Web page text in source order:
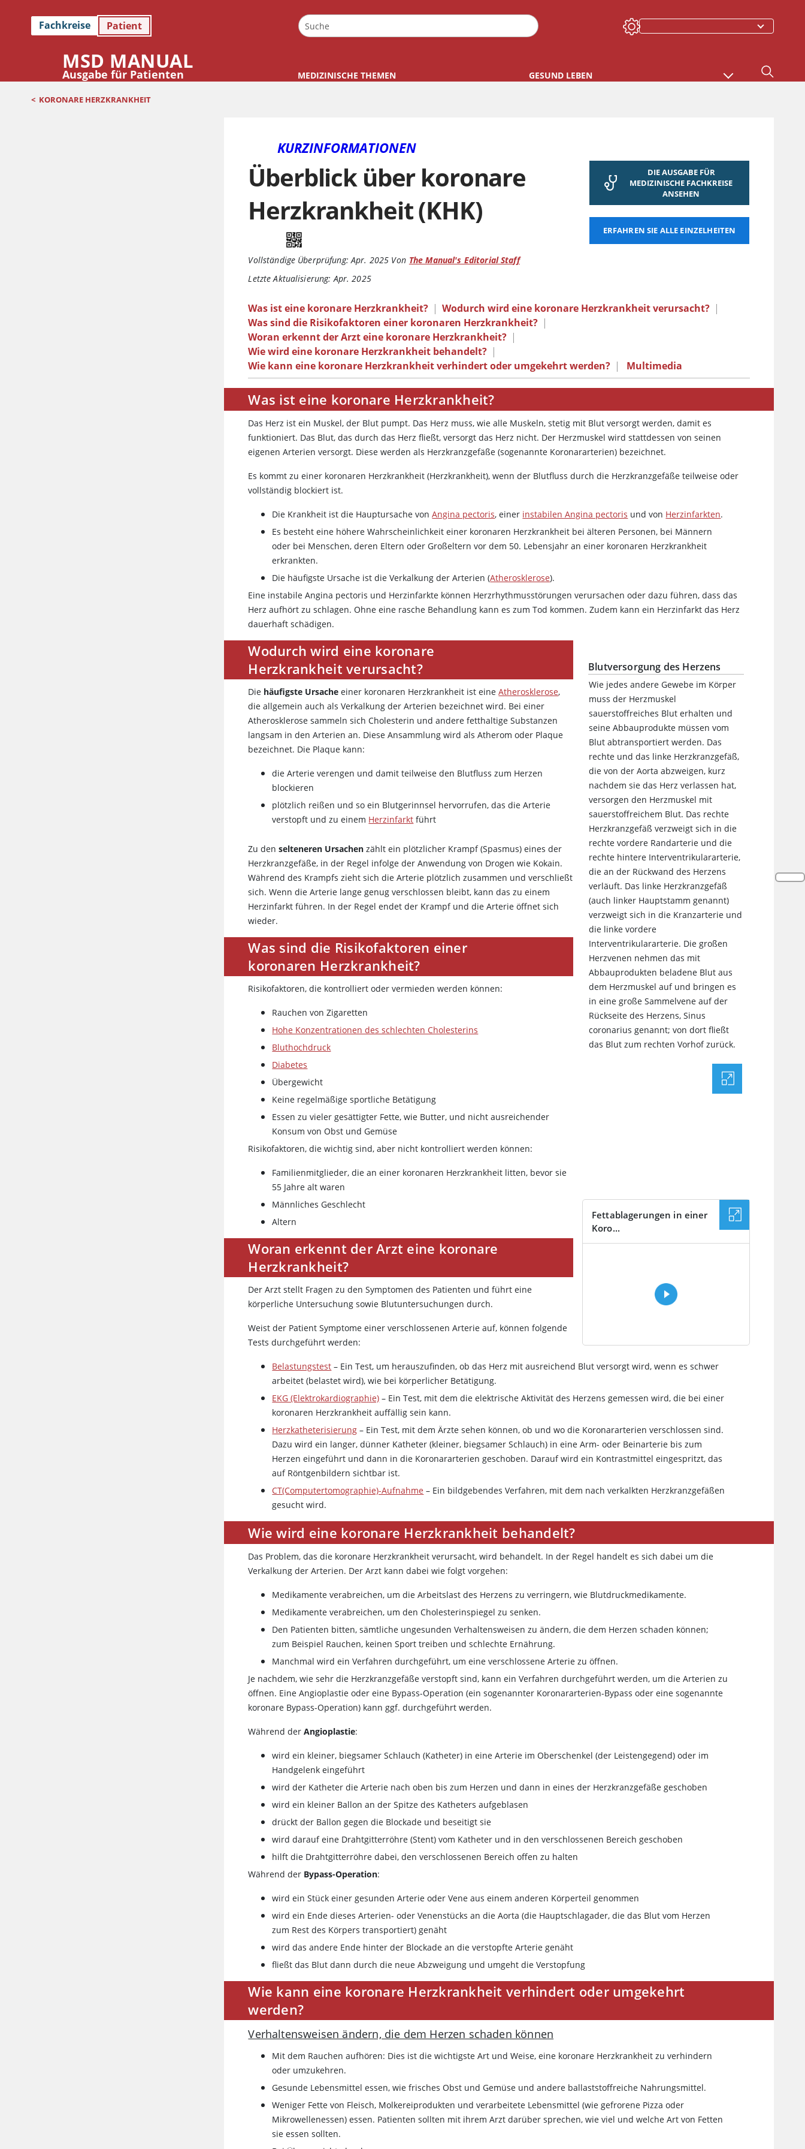
Fachkreise Patient
MSD MANUAL
Ausgabe für Patienten MEDIZINISCHE THEMEN GESUND LEBEN
< KORONARE HERZKRANKHEIT
KURZINFORMATIONEN
Überblick über koronare
Herzkrankheit (KHK)
Vollständige Überprüfung: Apr. 2025 Von The Manual's Editorial Staff
Letzte Aktualisierung: Apr. 2025
DIE AUSGABE FÜR
MEDIZINISCHE FACHKREISE
ANSEHEN
ERFAHREN SIE ALLE EINZELHEITEN
Was ist eine koronare Herzkrankheit? | Wodurch wird eine koronare Herzkrankheit verursacht? |
Was sind die Risikofaktoren einer koronaren Herzkrankheit? |
Woran erkennt der Arzt eine koronare Herzkrankheit? |
Wie wird eine koronare Herzkrankheit behandelt? |
Wie kann eine koronare Herzkrankheit verhindert oder umgekehrt werden? | Multimedia
Was ist eine koronare Herzkrankheit?
Das Herz ist ein Muskel, der Blut pumpt. Das Herz muss, wie alle Muskeln, stetig mit Blut versorgt werden, damit es
funktioniert. Das Blut, das durch das Herz fließt, versorgt das Herz nicht. Der Herzmuskel wird stattdessen von seinen
eigenen Arterien versorgt. Diese werden als Herzkranzgefäße (sogenannte Koronararterien) bezeichnet.
Es kommt zu einer koronaren Herzkrankheit (Herzkrankheit), wenn der Blutfluss durch die Herzkranzgefäße teilweise oder
vollständig blockiert ist.
Die Krankheit ist die Hauptursache vonAngina pectoris, einer instabilen Angina pectoris und von Herzinfarkten.
Es besteht eine höhere Wahrscheinlichkeit einer koronaren Herzkrankheit bei älteren Personen, bei Männern
oder bei Menschen, deren Eltern oder Großeltern vor dem 50. Lebensjahr an einer koronaren Herzkrankheit
erkrankten.
Die häufigste Ursache ist die Verkalkung der Arterien (Atherosklerose).
Eine instabile Angina pectoris und Herzinfarkte können Herzrhythmusstörungen verursachen oder dazu führen, dass das
Herz aufhört zu schlagen. Ohne eine rasche Behandlung kann es zum Tod kommen. Zudem kann ein Herzinfarkt das Herz
dauerhaft schädigen.
Blutversorgung des Herzens
Wie jedes andere Gewebe im Körper
muss der Herzmuskel
sauerstoffreiches Blut erhalten und
seine Abbauprodukte müssen vom
Blut abtransportiert werden. Das
rechte und das linke Herzkranzgefäß,
die von der Aorta abzweigen, kurz
nachdem sie das Herz verlassen hat,
versorgen den Herzmuskel mit
sauerstoffreichem Blut. Das rechte
Herzkranzgefäß verzweigt sich in die
rechte vordere Randarterie und die
rechte hintere Interventrikulararterie,
die an der Rückwand des Herzens
verläuft. Das linke Herzkranzgefäß
(auch linker Hauptstamm genannt)
verzweigt sich in die Kranzarterie und
die linke vordere
Interventrikulararterie. Die großen
Herzvenen nehmen das mit
Abbauprodukten beladene Blut aus
dem Herzmuskel auf und bringen es
in eine große Sammelvene auf der
Rückseite des Herzens, Sinus
coronarius genannt; von dort fließt
das Blut zum rechten Vorhof zurück.
Wodurch wird eine koronare
Herzkrankheit verursacht?
Die häufigste Ursache einer koronaren Herzkrankheit ist eineAtherosklerose,
die allgemein auch als Verkalkung der Arterien bezeichnet wird. Bei einer
Atherosklerose sammeln sich Cholesterin und andere fetthaltige Substanzen
langsam in den Arterien an. Diese Ansammlung wird als Atherom oder Plaque
bezeichnet. Die Plaque kann:
die Arterie verengen und damit teilweise den Blutfluss zum Herzen
blockieren
plötzlich reißen und so ein Blutgerinnsel hervorrufen, das die Arterie
verstopft und zu einem Herzinfarkt führt
Fettablagerungen in einer
Koro...
Zu denselteneren Ursachen zählt ein plötzlicher Krampf (Spasmus) eines der
Herzkranzgefäße, in der Regel infolge der Anwendung von Drogen wie Kokain.
Während des Krampfs zieht sich die Arterie plötzlich zusammen und verschließt
sich. Wenn die Arterie lange genug verschlossen bleibt, kann das zu einem
Herzinfarkt führen. In der Regel endet der Krampf und die Arterie öffnet sich
wieder.
Was sind die Risikofaktoren einer
koronaren Herzkrankheit?
Risikofaktoren, die kontrolliert oder vermieden werden können:
Rauchen von Zigaretten
Hohe Konzentrationen des schlechten Cholesterins
Bluthochdruck
Diabetes
Übergewicht
Keine regelmäßige sportliche Betätigung
Essen zu vieler gesättigter Fette, wie Butter, und nicht ausreichender
Konsum von Obst und Gemüse
Risikofaktoren, die wichtig sind, aber nicht kontrolliert werden können:
Familienmitglieder, die an einer koronaren Herzkrankheit litten, bevor sie
55 Jahre alt waren
Männliches Geschlecht
Altern
Woran erkennt der Arzt eine koronare
Herzkrankheit?
Der Arzt stellt Fragen zu den Symptomen des Patienten und führt eine
körperliche Untersuchung sowie Blutuntersuchungen durch.
Weist der Patient Symptome einer verschlossenen Arterie auf, können folgende
Tests durchgeführt werden:
Belastungstest – Ein Test, um herauszufinden, ob das Herz mit ausreichend Blut versorgt wird, wenn es schwer
arbeitet (belastet wird), wie bei körperlicher Betätigung.
EKG (Elektrokardiographie) – Ein Test, mit dem die elektrische Aktivität des Herzens gemessen wird, die bei einer
koronaren Herzkrankheit auffällig sein kann.
Herzkatheterisierung – Ein Test, mit dem Ärzte sehen können, ob und wo die Koronararterien verschlossen sind.
Dazu wird ein langer, dünner Katheter (kleiner, biegsamer Schlauch) in eine Arm- oder Beinarterie bis zum
Herzen eingeführt und dann in die Koronararterien geschoben. Darauf wird ein Kontrastmittel eingespritzt, das
auf Röntgenbildern sichtbar ist.
CT(Computertomographie)-Aufnahme – Ein bildgebendes Verfahren, mit dem nach verkalkten Herzkranzgefäßen
gesucht wird.
Wie wird eine koronare Herzkrankheit behandelt?
Das Problem, das die koronare Herzkrankheit verursacht, wird behandelt. In der Regel handelt es sich dabei um die
Verkalkung der Arterien. Der Arzt kann dabei wie folgt vorgehen:
Medikamente verabreichen, um die Arbeitslast des Herzens zu verringern, wie Blutdruckmedikamente.
Medikamente verabreichen, um den Cholesterinspiegel zu senken.
Den Patienten bitten, sämtliche ungesunden Verhaltensweisen zu ändern, die dem Herzen schaden können;
zum Beispiel Rauchen, keinen Sport treiben und schlechte Ernährung.
Manchmal wird ein Verfahren durchgeführt, um eine verschlossene Arterie zu öffnen.
Je nachdem, wie sehr die Herzkranzgefäße verstopft sind, kann ein Verfahren durchgeführt werden, um die Arterien zu
öffnen. Eine Angioplastie oder eine Bypass-Operation (ein sogenannter Koronararterien-Bypass oder eine sogenannte
koronare Bypass-Operation) kann ggf. durchgeführt werden.
Während derAngioplastie:
wird ein kleiner, biegsamer Schlauch (Katheter) in eine Arterie im Oberschenkel (der Leistengegend) oder im
Handgelenk eingeführt
wird der Katheter die Arterie nach oben bis zum Herzen und dann in eines der Herzkranzgefäße geschoben
wird ein kleiner Ballon an der Spitze des Katheters aufgeblasen
drückt der Ballon gegen die Blockade und beseitigt sie
wird darauf eine Drahtgitterröhre (Stent) vom Katheter und in den verschlossenen Bereich geschoben
hilft die Drahtgitterröhre dabei, den verschlossenen Bereich offen zu halten
Während der Bypass-Operation:
wird ein Stück einer gesunden Arterie oder Vene aus einem anderen Körperteil genommen
wird ein Ende dieses Arterien- oder Venenstücks an die Aorta (die Hauptschlagader, die das Blut vom Herzen
zum Rest des Körpers transportiert) genäht
wird das andere Ende hinter der Blockade an die verstopfte Arterie genäht
fließt das Blut dann durch die neue Abzweigung und umgeht die Verstopfung
Wie kann eine koronare Herzkrankheit verhindert oder umgekehrt
werden?
Verhaltensweisen ändern, die dem Herzen schaden können
Mit dem Rauchen aufhören: Dies ist die wichtigste Art und Weise, eine koronare Herzkrankheit zu verhindern
oder umzukehren.
Gesunde Lebensmittel essen, wie frisches Obst und Gemüse und andere ballaststoffreiche Nahrungsmittel.
Weniger Fette von Fleisch, Molkereiprodukten und verarbeitete Lebensmittel (wie gefrorene Pizza oder
Mikrowellenessen) essen. Patienten sollten mit ihrem Arzt darüber sprechen, wie viel und welche Art von Fetten
sie essen sollten.